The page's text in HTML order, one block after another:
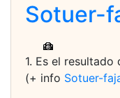
Sotuer-
1. Es el
(+ info Sotuer-